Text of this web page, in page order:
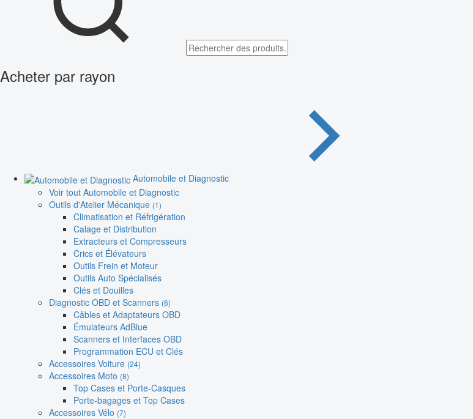
Acheter par rayon
Automobile et Diagnostic
Voir tout Automobile et Diagnostic
Outils d'Atelier Mécanique (1)
Climatisation et Réfrigération
Calage et Distribution
Extracteurs et Compresseurs
Crics et Élévateurs
Outils Frein et Moteur
Outils Auto Spécialisés
Clés et Douilles
Diagnostic OBD et Scanners (6)
Câbles et Adaptateurs OBD
Émulateurs AdBlue
Scanners et Interfaces OBD
Programmation ECU et Clés
Accessoires Voiture (24)
Accessoires Moto (8)
Top Cases et Porte-Casques
Porte-bagages et Top Cases
Accessoires Vélo (7)